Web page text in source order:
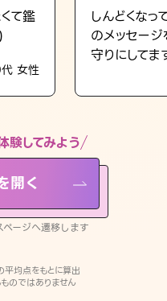
て鑑
女性
しんどくなっ
のメッセー
守りにしてま
験してみよう
開く
ージへ遷移します
均点をもとに算出
のではありません